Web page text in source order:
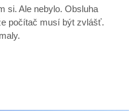
si. Ale nebylo. Obsluha
počítač musí být zvlášť.